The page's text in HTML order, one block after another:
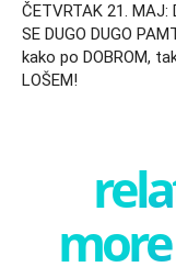
ČETVRTAK 21. MAJ:
SE DUGO DUGO
kako po DOBROM,
LOŠEM!